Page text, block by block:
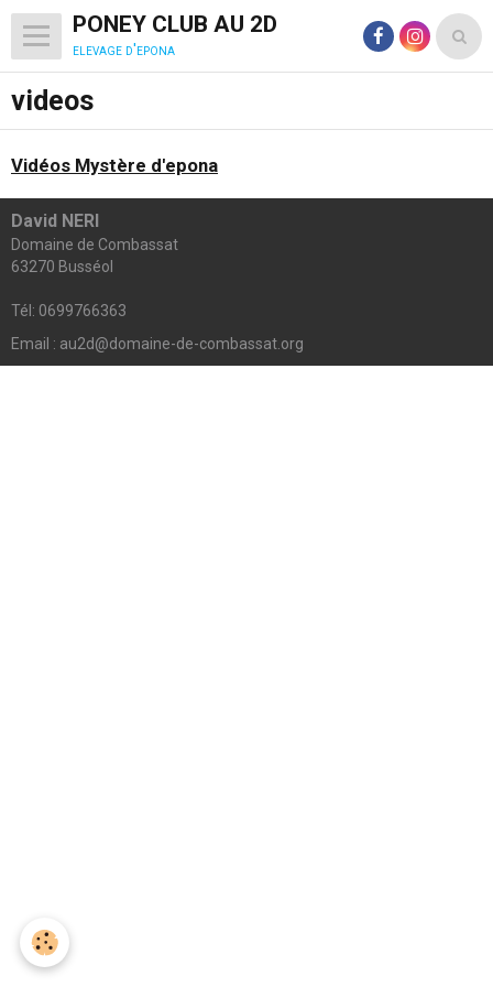
PONEY CLUB AU 2D
elevage d'epona
videos
Vidéos Mystère d'epona
David NERI
Domaine de Combassat
63270 Busséol
Tél: 0699766363
Email : au2d@domaine-de-combassat.org